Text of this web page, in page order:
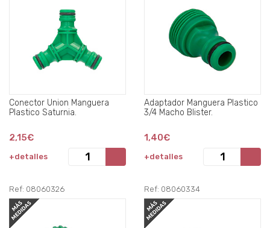
Conector Union Manguera
Plastico Saturnia.
2,15€
+detalles
Adaptador Manguera Plastico
3/4 Macho Blister.
1,40€
+detalles
Ref: 08060326 Ref: 08060334